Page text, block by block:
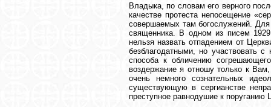
Владыка, по словам его верного
качестве протеста непосещение
совершаемых там богослужений. Для
священника. В одном из писем
нельзя назвать отпадением от
безблагодатными, но участвовать
способа к обличению
воздержание я отношу только к
очень немного сознательных
существующую в сергианстве
преступное равнодушие к поруганию